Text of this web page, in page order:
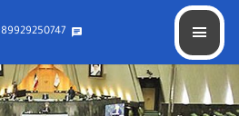
chat
تطوير العلاقات الاقتصادية وازالة